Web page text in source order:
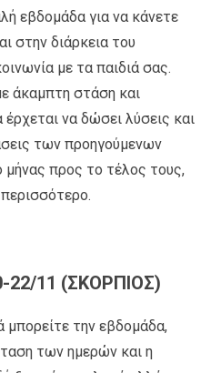
εβδομάδα για να κάνετε
στην διάρκεια του
με τα παιδιά σας.
άκαμπτη στάση και
να δώσει λύσεις και
των προηγούμενων
μήνας προς το τέλος τους,
11 (ΣΚΟΡΠΙΟΣ)
μπορείτε την εβδομάδα,
των ημερών και η